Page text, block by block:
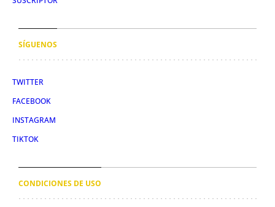
SÍGUENOS
TWITTER
FACEBOOK
INSTAGRAM
TIKTOK
CONDICIONES DE USO